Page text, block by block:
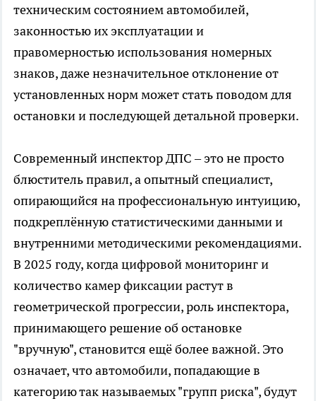
техническим состоянием автомобилей,
законностью их эксплуатации и
правомерностью использования номерных
знаков, даже незначительное отклонение от
установленных норм может стать поводом для
остановки и последующей детальной проверки.
Современный инспектор ДПС – это не просто
блюститель правил, а опытный специалист,
опирающийся на профессиональную интуицию,
подкреплённую статистическими данными и
внутренними методическими рекомендациями.
В 2025 году, когда цифровой мониторинг и
количество камер фиксации растут в
геометрической прогрессии, роль инспектора,
принимающего решение об остановке
"вручную", становится ещё более важной. Это
означает, что автомобили, попадающие в
категорию так называемых "групп риска", будут